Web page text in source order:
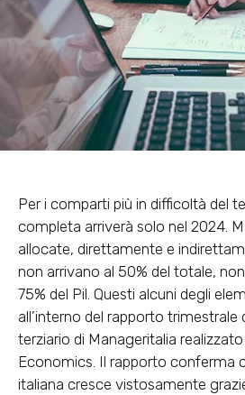
Per i comparti più in difficoltà del
completa arriverà solo nel 2024.
allocate, direttamente e
non arrivano al 50% del totale,
75% del Pil. Questi alcuni degli
all’interno del rapporto trimestrale
terziario di Manageritalia
Economics. Il rapporto conferma
italiana cresce vistosamente